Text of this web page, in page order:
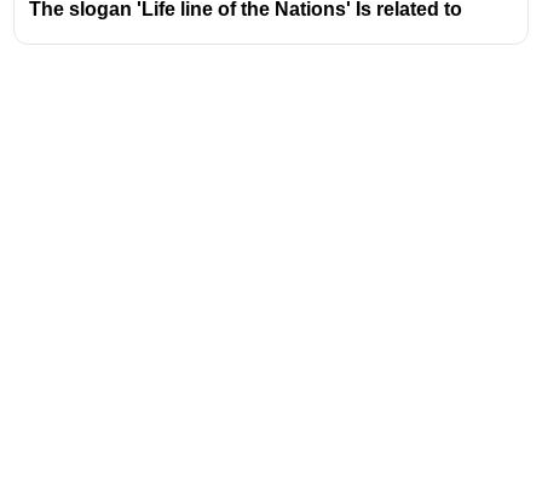
The slogan 'Life line of the Nations' Is related to